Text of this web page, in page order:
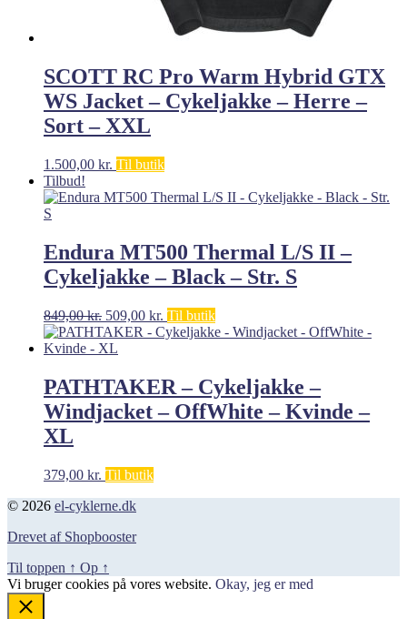
SCOTT RC Pro Warm Hybrid GTX
WS Jacket – Cykeljakke – Herre –
Sort – XXL
1.500,00 kr. Til butik
Tilbud!
Endura MT500 Thermal L/S II –
Cykeljakke – Black – Str. S
849,00kr. Den
oprindelige
pris
849,00 kr..
509,00 kr. Den
aktuelle
509,00 kr..
Til butik
PATHTAKER – Cykeljakke –
Windjacket – OffWhite – Kvinde –
XL
379,00 kr. Til butik
© 2026 el-cyklerne.dk
Drevet af Shopbooster
Til toppen ↑ Op ↑
Vi bruger cookies på vores website. Okay, jeg er med